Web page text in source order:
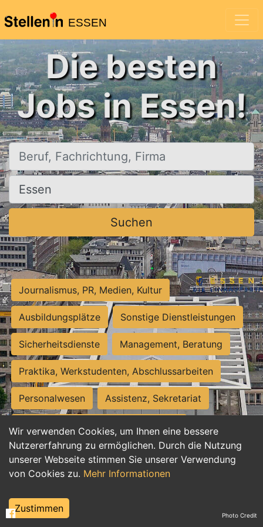
ESSEN
Wir verwenden Cookies, um Ihnen eine bessere
Nutzererfahrung zu ermöglichen. Durch die Nutzung
unserer Webseite stimmen Sie unserer Verwendung
von Cookies zu. Mehr Informationen
Zustimmen
Die besten
Jobs in Essen!
Beruf, Fachrichtung, Firma
Ort, Stadt
Suchen
Journalismus, PR, Medien, Kultur
Ausbildungsplätze Sonstige Dienstleistungen
Sicherheitsdienste Management, Beratung
Praktika, Werkstudenten, Abschlussarbeiten
Personalwesen Assistenz, Sekretariat
Hilfskräfte, Aushilfs- und Nebenjobs
Einkauf, Logistik, Materialwirtschaft
Weiterbildung, Studium, duale Ausbildung
Tourismus
Photo Credit